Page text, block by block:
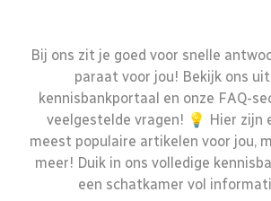
Bij ons zit je goed voor snelle
paraat voor jou! Bekijk ons
kennisbankportaal en onze FAQ-
veelgestelde vragen! 💡 Hier zijn
meest populaire artikelen voor jou,
meer! Duik in ons volledige
een schatkamer vol